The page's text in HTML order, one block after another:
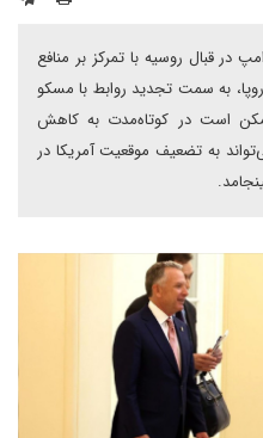
قبال روسیه با تمرکز بر منافع
به سمت تجدید روابط با مسکو
است در کوتاه‌مدت به کاهش
به تضعیف موقعیت آمریکا در